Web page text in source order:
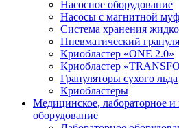
Насосное оборудование
Насосы с магнитной
Система хранения
Пневматический
Криобластер «ONE 2.0»
Криобластер
Грануляторы сухого льда
Криобластеры
Медицинское, лабораторное и
оборудование